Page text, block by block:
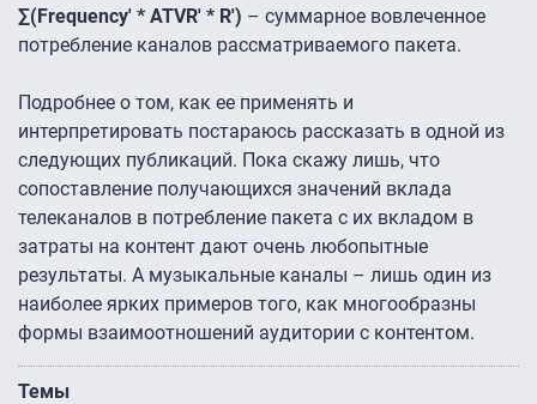
∑(Frequency' * ATVR' * R') – суммарное вовлеченное
потребление каналов рассматриваемого пакета.
Подробнее о том, как ее применять и
интерпретировать постараюсь рассказать в одной из
следующих публикаций. Пока скажу лишь, что
сопоставление получающихся значений вклада
телеканалов в потребление пакета с их вкладом в
затраты на контент дают очень любопытные
результаты. А музыкальные каналы – лишь один из
наиболее ярких примеров того, как многообразны
формы взаимоотношений аудитории с контентом.
Темы